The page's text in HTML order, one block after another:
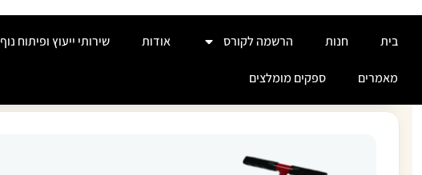
בית חנות הרשמה לקורס אודות שירותי ייעוץ ופיתוח נוף
מאמרים ספקים מומלצים